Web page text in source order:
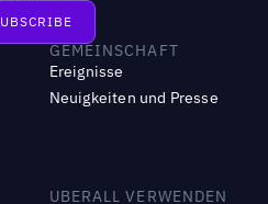
GEMEINSCHAFT
Ereignisse
Neuigkeiten und Presse
UBERALL VERWENDEN